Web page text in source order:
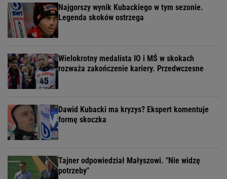
Najgorszy wynik Kubackiego w tym sezonie.
Legenda skoków ostrzega
Wielokrotny medalista IO i MŚ w skokach
rozważa zakończenie kariery. Przedwczesne
Dawid Kubacki ma kryzys? Ekspert komentuje
formę skoczka
Tajner odpowiedział Małyszowi. "Nie widzę
potrzeby"